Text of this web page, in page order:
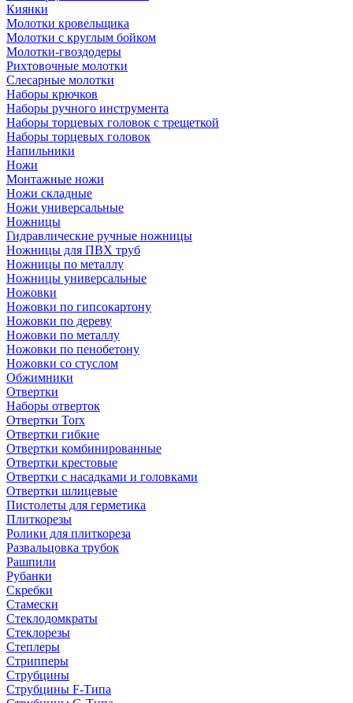
Киянки
Молотки кровельщика
Молотки с круглым бойком
Молотки-гвоздодеры
Рихтовочные молотки
Слесарные молотки
Наборы крючков
Наборы ручного инструмента
Наборы торцевых головок с трещеткой
Наборы торцевых головок
Напильники
Ножи
Монтажные ножи
Ножи складные
Ножи универсальные
Ножницы
Гидравлические ручные ножницы
Ножницы для ПВХ труб
Ножницы по металлу
Ножницы универсальные
Ножовки
Ножовки по гипсокартону
Ножовки по дереву
Ножовки по металлу
Ножовки по пенобетону
Ножовки со стуслом
Обжимники
Отвертки
Наборы отверток
Отвертки Torx
Отвертки гибкие
Отвертки комбинированные
Отвертки крестовые
Отвертки с насадками и головками
Отвертки шлицевые
Пистолеты для герметика
Плиткорезы
Ролики для плиткореза
Развальцовка трубок
Рашпили
Рубанки
Скребки
Стамески
Стеклодомкраты
Стеклорезы
Степлеры
Стрипперы
Струбцины
Струбцины F-Типа